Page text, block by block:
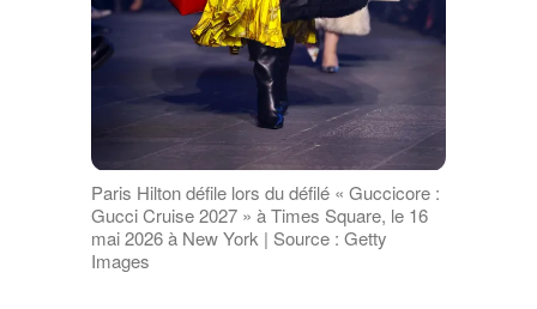
Paris Hilton défile lors du défilé « Guccicore :
Gucci Cruise 2027 » à Times Square, le 16
mai 2026 à New York | Source : Getty
Images